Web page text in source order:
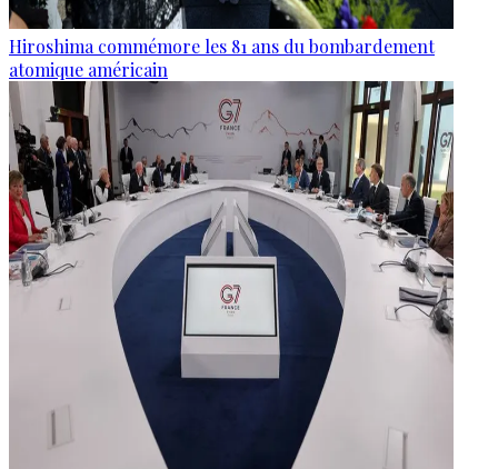
Hiroshima commémore les 81 ans du bombardement
atomique américain